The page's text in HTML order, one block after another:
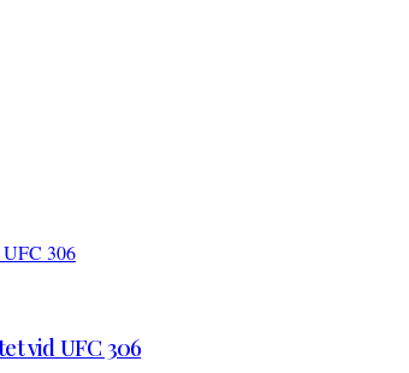
vid UFC 306